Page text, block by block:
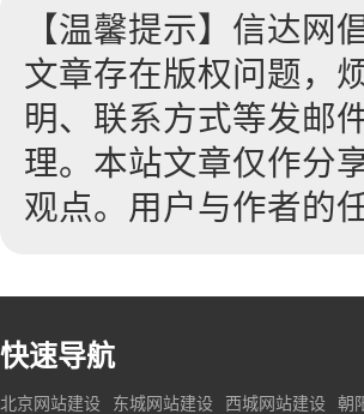
【温馨提示】信达网
文章存在版权问题，
明、联系方式等发邮
理。本站文章仅作分
观点。用户与作者的
快速导航
北京网站建设 东城网站建设 西城网站建设 朝